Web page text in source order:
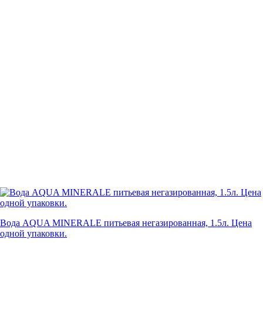
Вода AQUA MINERALE питьевая негазированная, 1.5л. Цена
одной упаковки.